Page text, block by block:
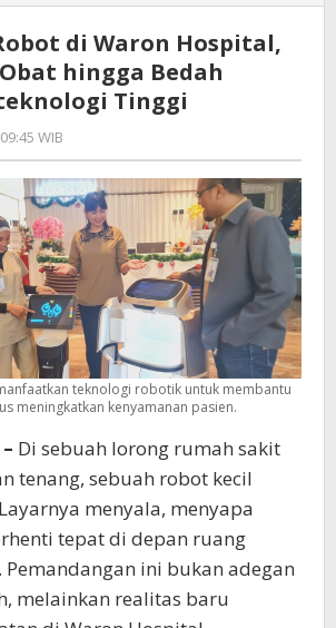
Robot
di
Waron
Hospital,
dari
Obat
Bedah
Presisi
Berteknologi
Tinggi
di Waron Hospital,
hingga Bedah
Tinggi
WIB
Gagah
Saputra
teknologi robotik untuk membantu
meningkatkan kenyamanan pasien.
Di sebuah lorong rumah sakit
tenang, sebuah robot kecil
menyala, menyapa
tepat di depan ruang
ini bukan adegan
melainkan realitas baru